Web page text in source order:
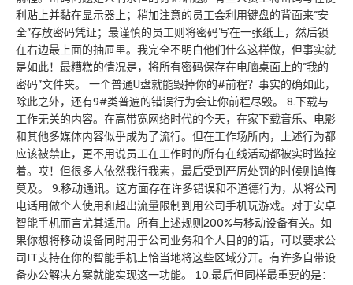
利贴上并黏在显示器上；稍加注意的员工会利用键盘的背面来”安
全”存放密码凭证；最谨慎的员工则将密码写在一张纸上，然后锁
在右边最上面的抽屉里。我完全不明白他们什么这样做，但事实就
是如此！最糟糕的情况是，将所有密码保存在电脑桌面上的”我的
密码”文件夹。 一个普通U盘就能毁掉你的#前程？事实的确如此，
除此之外，还有9#类普遍的错误行为会让你前程尽毁。 8.下载与
工作无关的内容。在高带宽网络时代的今天，在家下载音乐、电影
和其他多媒体内容似乎成为了流行。但在工作场所内，上述行为都
应该被禁止，更不用说员工在工作时的所有在线活动都被实时监控
着。哎！但很多人依然我行我素，最后受到严厉处罚的时候则追悔
莫及。 9.移动通讯。这方面存在许多错误和不道德行为，从将公司
电话用做个人使用和超出流量限制到用公司手机玩游戏。对于安卓
智能手机而言尤其适用。所有上述规则200%与移动设备有关。如
果你想将移动设备同时用于公司业务和个人目的的话，可以要求公
司IT支持在你的智能手机上恰当地将这些区域分开。有许多自带设
备办公解决方案就能实现这一功能。 10.最后但同样最重要的是：